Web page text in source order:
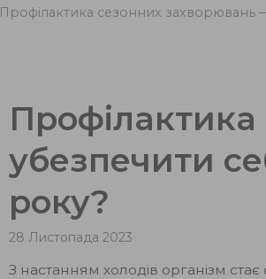
Профілактика сезонних захворювань
убезпечити
року?
28 Листопада 2023
З настанням холодів організм